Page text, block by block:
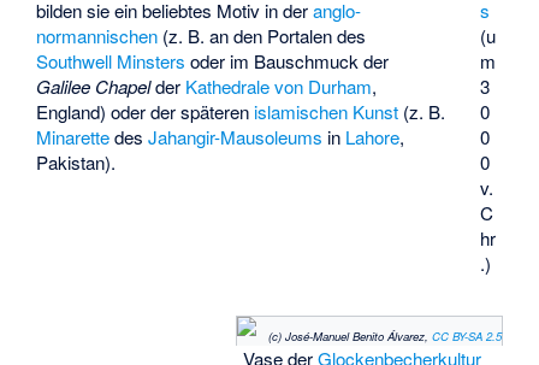
s
(u
m
3
0
0
0
v.
C
hr
.)
(c) José-Manuel Benito Álvarez, CC BY-SA 2.5
Vase derGlockenbecherkultur
bilden sie ein beliebtes Motiv in deranglo-
normannischen (z. B. an den Portalen des
Southwell Minsters oder im Bauschmuck der
Galilee Chapelder Kathedrale von Durham,
England) oder der späteren islamischen Kunst (z. B.
MinarettedesJahangir-Mausoleums in Lahore,
Pakistan).